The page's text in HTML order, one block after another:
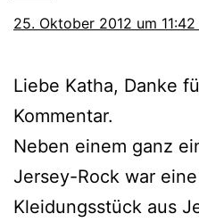
25. Oktober 2012 um
Liebe Katha, Danke
Kommentar.
Neben einem ganz
Jersey-Rock war
Kleidungsstück aus